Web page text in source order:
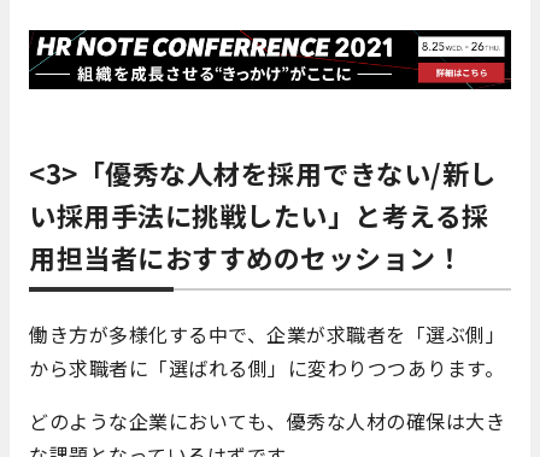
<3>「優秀な人材を採用できない/新し
い採用手法に挑戦したい」と考える採
用担当者におすすめのセッション！
働き方が多様化する中で、企業が求職者を 「選ぶ側」
から求職者に「選ばれる側」に変わりつつあります。
どのような企業においても、優秀な人材の確保は大き